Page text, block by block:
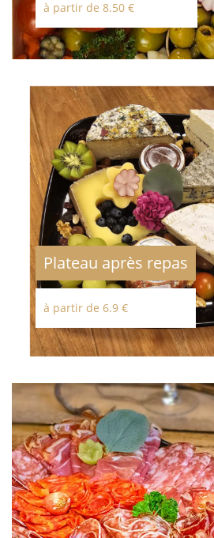
à partir de 8.50 €
Plateau après repas
à partir de 6.9 €